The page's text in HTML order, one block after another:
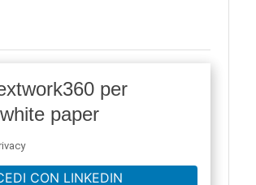
per
paper
CON LINKEDIN